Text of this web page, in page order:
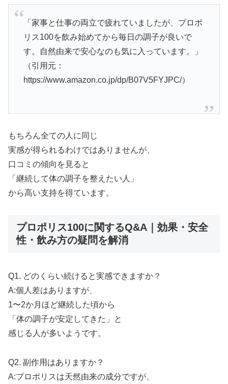
「家事と仕事の両立で疲れていましたが、プロポ
リス100を飲み始めてから毎日の調子が良いで
す。自然由来で安心なのも気に入っています。」
（引用元：
https://www.amazon.co.jp/dp/B07V5FYJPC/）
もちろん全ての人に同じ
実感が得られるわけではありませんが、
口コミの傾向を見ると
「継続して体の調子を整えたい人」
から高い支持を得ています。
プロポリス100に関するQ&A｜効果・安全
性・飲み方の疑問を解消
Q1. どのくらい続けると実感できますか？
A:個人差はありますが、
1〜2か月ほど継続した頃から
「体の調子が安定してきた」と
感じる人が多いようです。
Q2. 副作用はありますか？
A:プロポリスは天然由来の成分ですが、